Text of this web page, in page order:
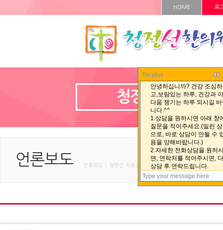
HOME 로
청정선 자료실
언론보도 언론보도 < 청정선 자료실 < HOME
Tocplus